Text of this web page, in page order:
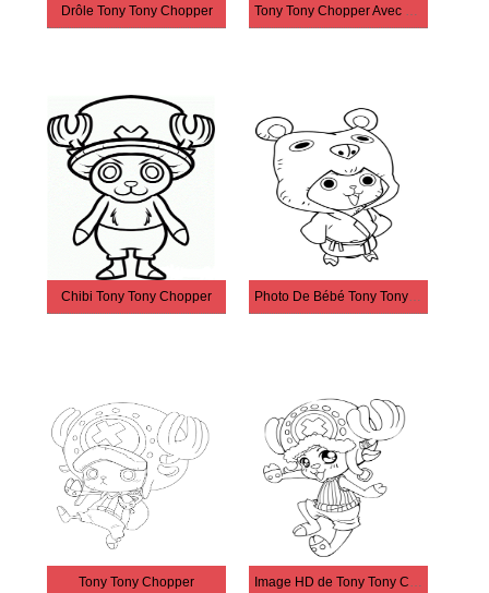
Drôle Tony Tony Chopper Tony Tony Chopper Avec 2 Cornes
Chibi Tony Tony Chopper Photo De Bébé Tony Tony Chopper
Tony Tony Chopper Image HD de Tony Tony Chopper